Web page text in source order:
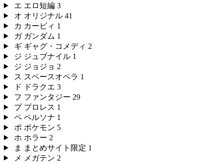
エ エロ短編 3
オ オリジナル 41
カ カービィ 1
ガ ガンダム 1
ギ ギャグ・コメディ 2
ジ ジュブナイル 1
ジ ジョジョ 2
ス スペースオペラ 1
ド
ドラクエ 3
フ ファンタジー 29
プ プロレス 1
ペ ペルソナ 1
ポ ポケモン 5
ホ ホラー 2
ま
まとめサイト限定 1
メ
メガテン 2